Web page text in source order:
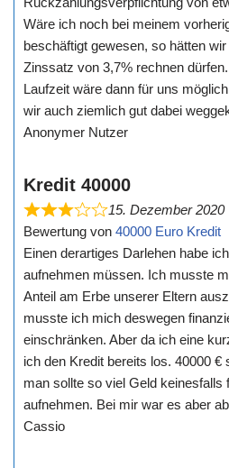
Wäre ich noch bei meinem
beschäftigt gewesen, so hätten
Zinssatz von 3,7% rechnen
Laufzeit wäre dann für uns
wir auch ziemlich gut dabei
Anonymer Nutzer
Kredit 40000
15. Dezember 2020
Bewertung von 40000 Euro Kredit
Einen derartiges Darlehen habe
aufnehmen müssen. Ich musste
Anteil am Erbe unserer Eltern
musste ich mich deswegen
einschränken. Aber da ich eine
ich den Kredit bereits los. 40000 €
man sollte so viel Geld keinesfalls
aufnehmen. Bei mir war es aber
Cassio